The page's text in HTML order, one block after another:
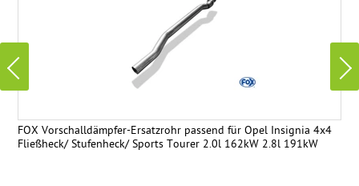
FOX Vorschalldämpfer-Ersatzrohr passend für Opel Insignia 4x4
Fließheck/ Stufenheck/ Sports Tourer 2.0l 162kW 2.8l 191kW